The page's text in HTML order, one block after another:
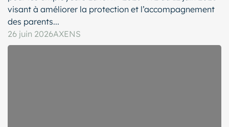
visant à améliorer la protection et l’accompagnement
des parents...
26 juin 2026AXENS